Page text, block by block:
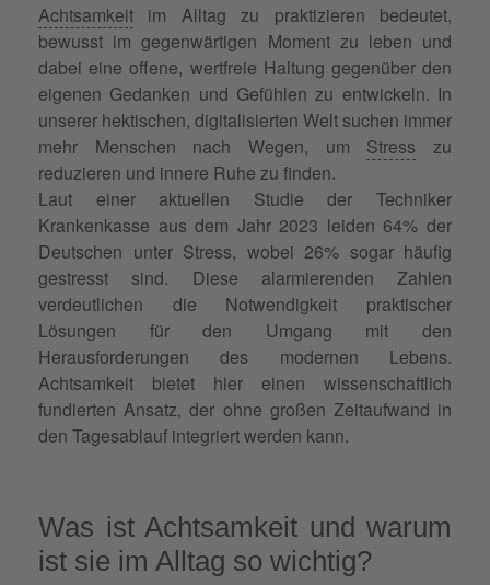
Achtsamkeit im Alltag zu praktizieren bedeutet,
bewusst im gegenwärtigen Moment zu leben und
dabei eine offene, wertfreie Haltung gegenüber den
eigenen Gedanken und Gefühlen zu entwickeln. In
unserer hektischen, digitalisierten Welt suchen immer
mehr Menschen nach Wegen, um Stress zu
reduzieren und innere Ruhe zu finden.
Laut einer aktuellen Studie der Techniker
Krankenkasse aus dem Jahr 2023 leiden 64% der
Deutschen unter Stress, wobei 26% sogar häufig
gestresst sind. Diese alarmierenden Zahlen
verdeutlichen die Notwendigkeit praktischer
Lösungen für den Umgang mit den
Herausforderungen des modernen Lebens.
Achtsamkeit bietet hier einen wissenschaftlich
fundierten Ansatz, der ohne großen Zeitaufwand in
den Tagesablauf integriert werden kann.
Was ist Achtsamkeit und warum
ist sie im Alltag so wichtig?